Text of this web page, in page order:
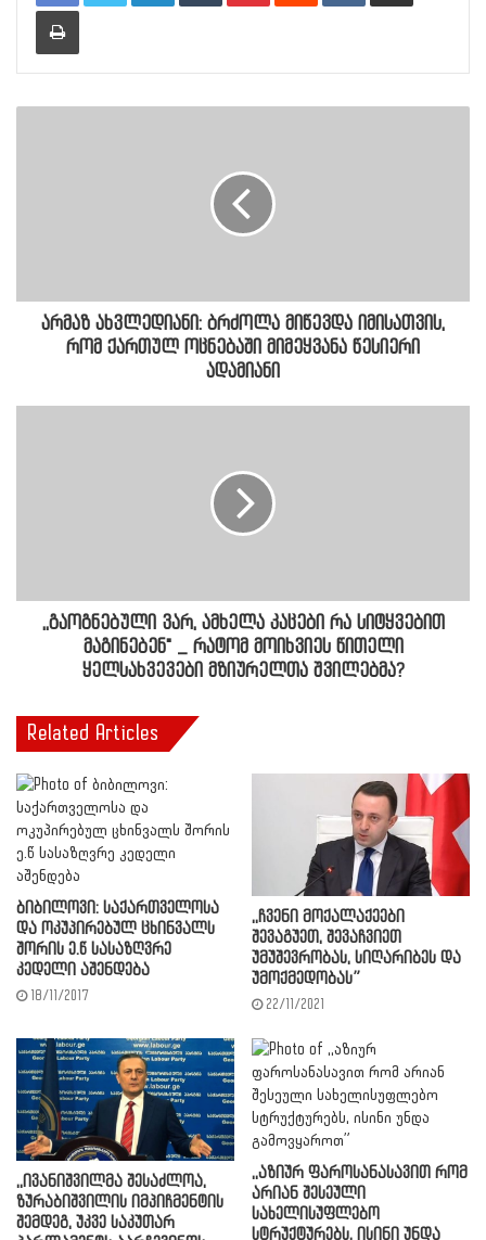
Print
არმაზ ახვლედიანი: ბრძოლა მიწევდა იმისათვის,
რომ ქართულ ოცნებაში მიმეყვანა წესიერი
ადამიანი
,,გაოგნებული ვარ, ამხელა კაცები რა სიტყვებით
მაგინებენ" _ რატომ მოიხვიეს წითელი
ყელსახვევები მზიურელთა შვილებმა?
Related Articles
ბიბილოვი: საქართველოსა
და ოკუპირებულ ცხინვალს
შორის ე.წ სასაზღვრე
კედელი აშენდება
18/11/2017
,,ჩვენი მოქალაქეები
შევაგუეთ, შევაჩვიეთ
უმუშევრობას, სიღარიბეს და
უმოქმედობას”
22/11/2021
,,ივანიშვილმა შესაძლოა,
ზურაბიშვილის იმპიჩმენტის
შემდეგ, უკვე საკუთარ
,,აზიურ ფაროსანასავით რომ
არიან შესეული
სახელისუფლებო
სტრუქტურებს, ისინი უნდა